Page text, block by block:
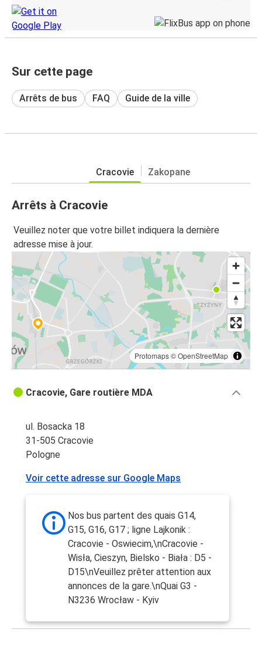
Sur cette page
Arrêts de bus FAQ Guide de la ville
Cracovie Zakopane
Arrêts à Cracovie
Veuillez noter que votre billet indiquera la dernière
adresse mise à jour.
Protomaps©OpenStreetMap
Cracovie, Gare routière MDA
ul. Bosacka 18
31-505 Cracovie
Pologne
Voir cette adresse sur Google Maps
Nos bus partent des quais G14,
G15, G16, G17 ; ligne Lajkonik :
Cracovie - Oswiecim,\nCracovie -
Wisła, Cieszyn, Bielsko - Biała : D5 -
D15\nVeuillez prêter attention aux
annonces de la gare.\nQuai G3 -
N3236 Wrocław - Kyiv